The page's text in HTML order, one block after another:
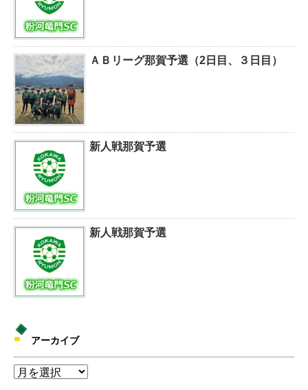
ＡＢリーグ那賀予選（2日目、３日目）
新人戦那賀予選
新人戦那賀予選
アーカイブ